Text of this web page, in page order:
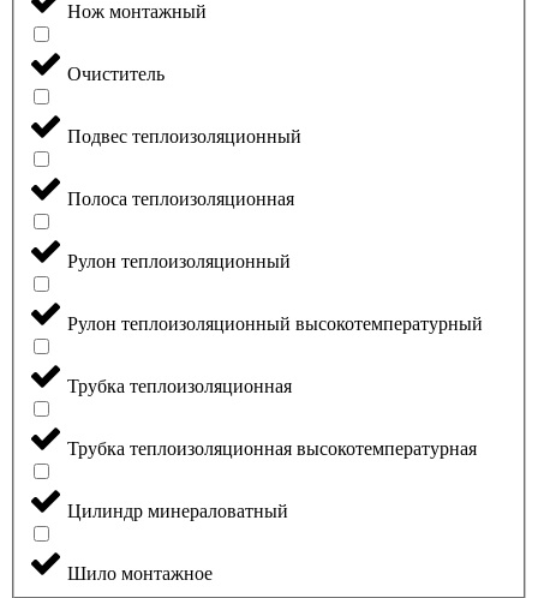
Нож монтажный
Очиститель
Подвес теплоизоляционный
Полоса теплоизоляционная
Рулон теплоизоляционный
Рулон теплоизоляционный высокотемпературный
Трубка теплоизоляционная
Трубка теплоизоляционная высокотемпературная
Цилиндр минераловатный
Шило монтажное